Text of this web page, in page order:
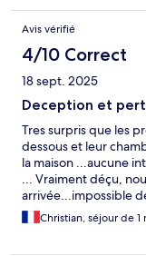
Avis vérifié
4/10 Correct
18 sept. 2025
Deception et
Tres surpris que les
dessous et leur
la maison ...aucune
... Vraiment déçu,
arrivée...impossible
Propriétaires même
Christian, séjour de 1